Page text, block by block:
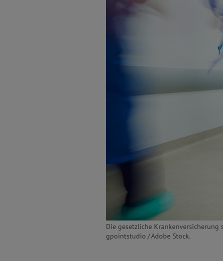
Die gesetzliche
gpointstudio / Adobe Stock.